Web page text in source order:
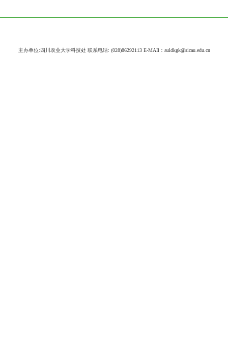
主办单位:四川农业大学科技处 联系电话: (028)86292113 E-MAIl：auldkgk@sicau.edu.cn